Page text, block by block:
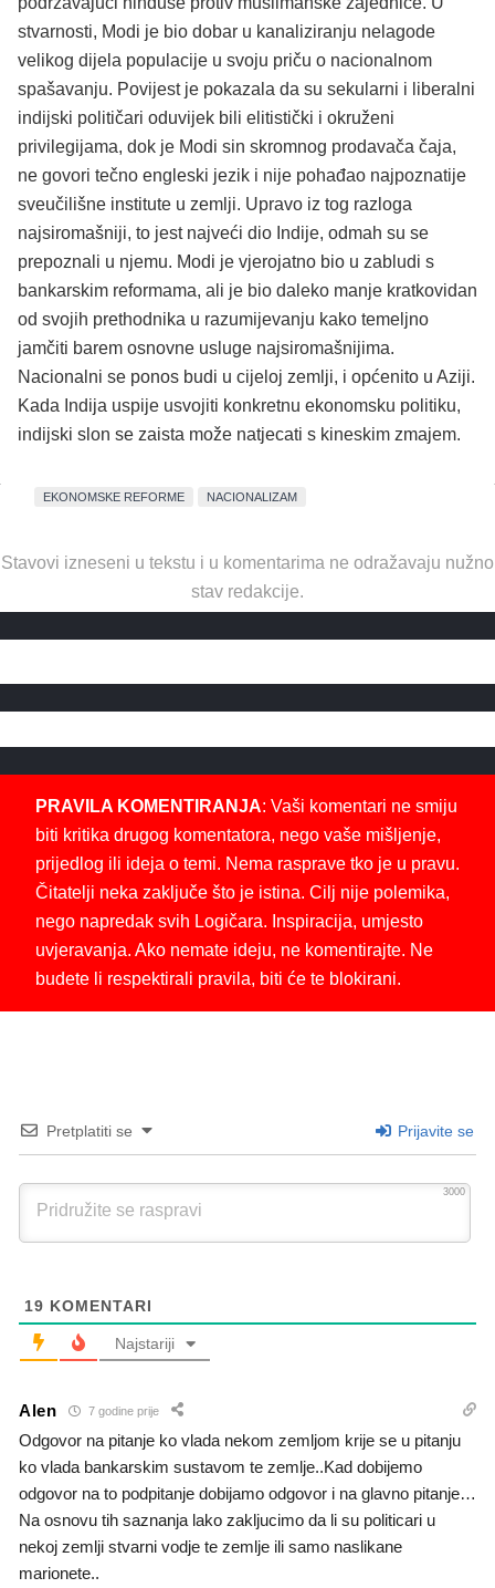
stvarnosti, Modi je bio dobar u kanaliziranju nelagode
velikog dijela populacije u svoju priču o nacionalnom
spašavanju. Povijest je pokazala da su sekularni i liberalni
indijski političari oduvijek bili elitistički i okruženi
privilegijama, dok je Modi sin skromnog prodavača čaja,
ne govori tečno engleski jezik i nije pohađao najpoznatije
sveučilišne institute u zemlji. Upravo iz tog razloga
najsiromašniji, to jest najveći dio Indije, odmah su se
prepoznali u njemu. Modi je vjerojatno bio u zabludi s
bankarskim reformama, ali je bio daleko manje kratkovidan
od svojih prethodnika u razumijevanju kako temeljno
jamčiti barem osnovne usluge najsiromašnijima.
Nacionalni se ponos budi u cijeloj zemlji, i općenito u Aziji.
Kada Indija uspije usvojiti konkretnu ekonomsku politiku,
indijski slon se zaista može natjecati s kineskim zmajem.
EKONOMSKE REFORME NACIONALIZAM
Stavovi izneseni u tekstu i u komentarima ne odražavaju nužno
stav redakcije.
PRAVILA KOMENTIRANJA: Vaši komentari ne smiju
biti kritika drugog komentatora, nego vaše mišljenje,
prijedlog ili ideja o temi. Nema rasprave tko je u pravu.
Čitatelji neka zaključe što je istina. Cilj nije polemika,
nego napredak svih Logičara. Inspiracija, umjesto
uvjeravanja. Ako nemate ideju, ne komentirajte. Ne
budete li respektirali pravila, biti će te blokirani.
Pretplatiti se Prijavite se
3000
19 KOMENTARI
Najstariji
Alen 7 godine prije
Odgovor na pitanje ko vlada nekom zemljom krije se u pitanju
ko vlada bankarskim sustavom te zemlje..Kad dobijemo
odgovor na to podpitanje dobijamo odgovor i na glavno pitanje…
Na osnovu tih saznanja lako zakljucimo da li su politicari u
nekoj zemlji stvarni vodje te zemlje ili samo naslikane
marionete..